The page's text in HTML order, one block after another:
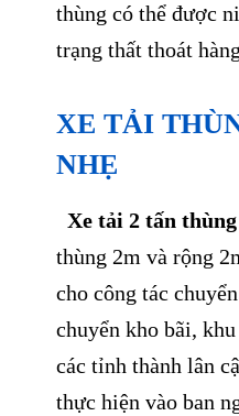
thùng có thể được
trạng thất thoát
XE TẢI
NHẸ
Xe tải 2 tấn
thùng 2m và rộng
cho công tác
chuyển kho bãi,
các tỉnh thành lân
thực hiện vào ban